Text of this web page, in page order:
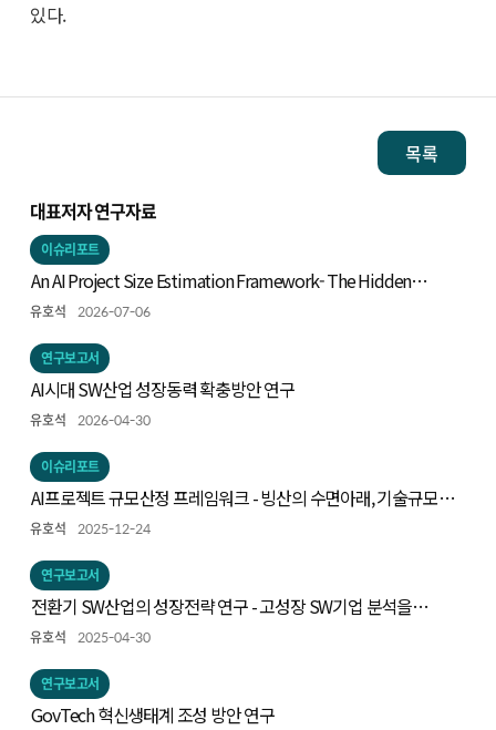
있다.
목록
대표저자 연구자료
이슈리포트
An AI Project Size Estimation Framework- The Hidden
Iceberg: Measuring Technical Scope -
유호석 2026-07-06
연구보고서
AI시대 SW산업 성장동력 확충방안 연구
유호석 2026-04-30
이슈리포트
AI프로젝트 규모산정 프레임워크 - 빙산의 수면아래, 기술규모
측정하기
유호석 2025-12-24
연구보고서
전환기 SW산업의 성장전략 연구 - 고성장 SW기업 분석을
중심으로 -
유호석 2025-04-30
연구보고서
GovTech 혁신생태계 조성 방안 연구